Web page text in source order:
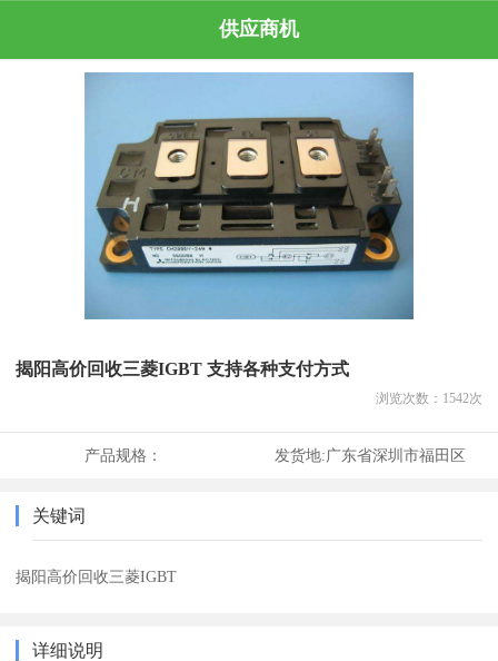
供应商机
揭阳高价回收三菱IGBT 支持各种支付方式
浏览次数： 1542次
产品规格： 发货地:广东省深圳市福田区
关键词
揭阳高价回收三菱IGBT
详细说明